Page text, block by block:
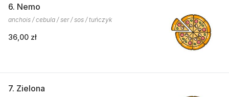
6. Nemo
anchois / cebula / ser / sos / tuńczyk
36,00 zł
7. Zielona